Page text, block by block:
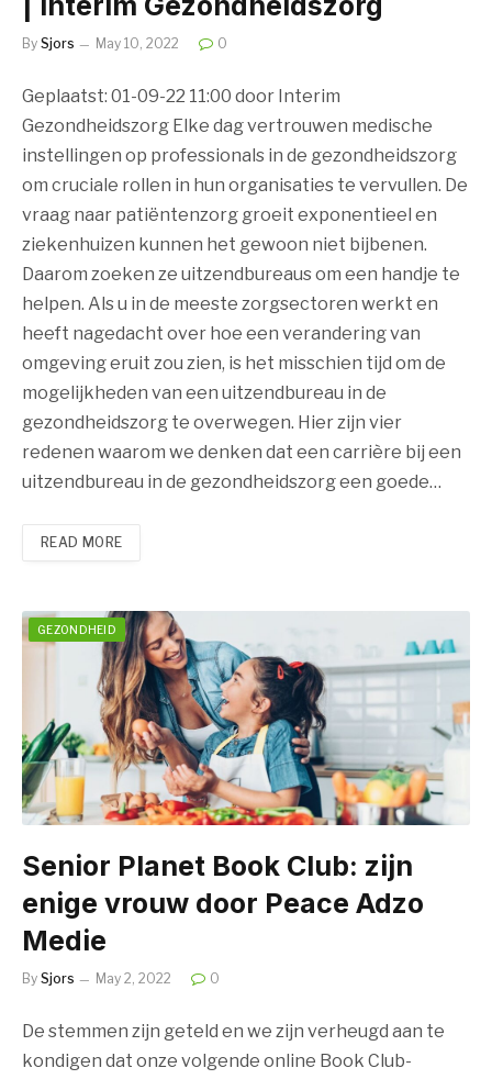
By Sjors May 10, 2022 0
Geplaatst: 01-09-22 11:00 door Interim
Gezondheidszorg Elke dag vertrouwen medische
instellingen op professionals in de gezondheidszorg
om cruciale rollen in hun organisaties te vervullen. De
vraag naar patiëntenzorg groeit exponentieel en
ziekenhuizen kunnen het gewoon niet bijbenen.
Daarom zoeken ze uitzendbureaus om een ​​handje te
helpen. Als u in de meeste zorgsectoren werkt en
heeft nagedacht over hoe een verandering van
omgeving eruit zou zien, is het misschien tijd om de
mogelijkheden van een uitzendbureau in de
gezondheidszorg te overwegen. Hier zijn vier
redenen waarom we denken dat een carrière bij een
uitzendbureau in de gezondheidszorg een goede…
READ MORE
GEZONDHEID
Senior Planet Book Club: zijn
enige vrouw door Peace Adzo
Medie
By Sjors May 2, 2022 0
De stemmen zijn geteld en we zijn verheugd aan te
kondigen dat onze volgende online Book Club-